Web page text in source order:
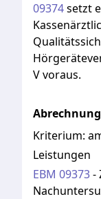
09374setzt
Vvoraus.
Kriterium:
Leistungen
EBM 09373-